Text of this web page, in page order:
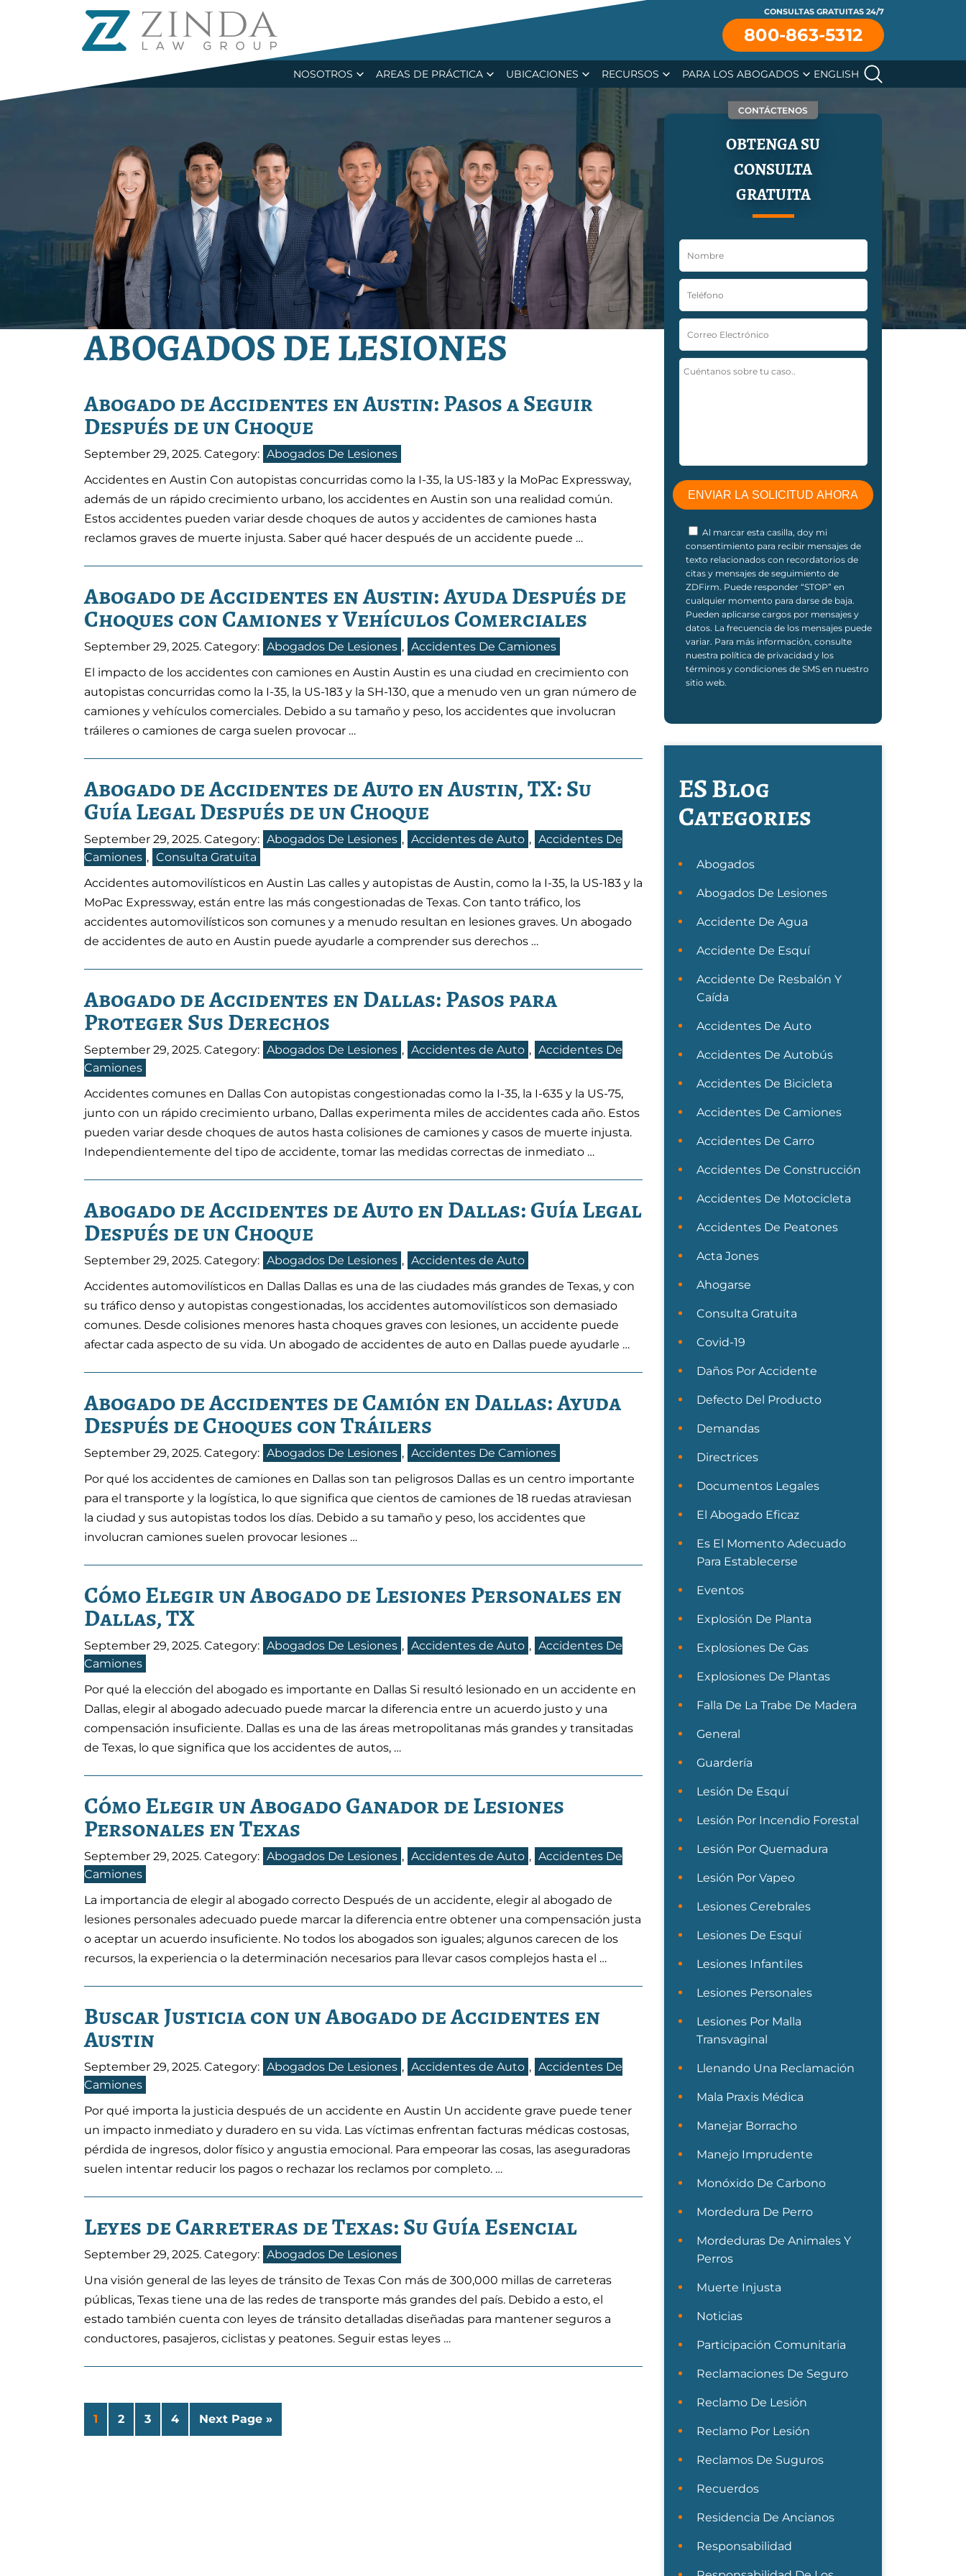
CONSULTAS GRATUITAS 24/7
800-863-5312
NOSOTROS AREAS DE PRÁCTICA UBICACIONES RECURSOS PARA LOS ABOGADOS ENGLISH
Recent $15.4M Verdict in Major Trucking Case
ABOGADOS DE LESIONES
Abogado de Accidentes en Austin: Pasos a Seguir
Después de un Choque
September 29, 2025. Category: Abogados De Lesiones
Accidentes en Austin Con autopistas concurridas como la I-35, la US-183 y la MoPac Expressway,
además de un rápido crecimiento urbano, los accidentes en Austin son una realidad común.
Estos accidentes pueden variar desde choques de autos y accidentes de camiones hasta
reclamos graves de muerte injusta. Saber qué hacer después de un accidente puede …
Abogado de Accidentes en Austin: Ayuda Después de
Choques con Camiones y Vehículos Comerciales
September 29, 2025. Category: Abogados De Lesiones , Accidentes De Camiones
El impacto de los accidentes con camiones en Austin Austin es una ciudad en crecimiento con
autopistas concurridas como la I-35, la US-183 y la SH-130, que a menudo ven un gran número de
camiones y vehículos comerciales. Debido a su tamaño y peso, los accidentes que involucran
tráileres o camiones de carga suelen provocar …
Abogado de Accidentes de Auto en Austin, TX: Su
Guía Legal Después de un Choque
September 29, 2025. Category: Abogados De Lesiones , Accidentes de Auto , Accidentes De
Camiones , Consulta Gratuita
Accidentes automovilísticos en Austin Las calles y autopistas de Austin, como la I-35, la US-183 y la
MoPac Expressway, están entre las más congestionadas de Texas. Con tanto tráfico, los
accidentes automovilísticos son comunes y a menudo resultan en lesiones graves. Un abogado
de accidentes de auto en Austin puede ayudarle a comprender sus derechos …
Abogado de Accidentes en Dallas: Pasos para
Proteger Sus Derechos
September 29, 2025. Category: Abogados De Lesiones , Accidentes de Auto , Accidentes De
Camiones
Accidentes comunes en Dallas Con autopistas congestionadas como la I-35, la I-635 y la US-75,
junto con un rápido crecimiento urbano, Dallas experimenta miles de accidentes cada año. Estos
pueden variar desde choques de autos hasta colisiones de camiones y casos de muerte injusta.
Independientemente del tipo de accidente, tomar las medidas correctas de inmediato …
Abogado de Accidentes de Auto en Dallas: Guía Legal
Después de un Choque
September 29, 2025. Category: Abogados De Lesiones , Accidentes de Auto
Accidentes automovilísticos en Dallas Dallas es una de las ciudades más grandes de Texas, y con
su tráfico denso y autopistas congestionadas, los accidentes automovilísticos son demasiado
comunes. Desde colisiones menores hasta choques graves con lesiones, un accidente puede
afectar cada aspecto de su vida. Un abogado de accidentes de auto en Dallas puede ayudarle …
Abogado de Accidentes de Camión en Dallas: Ayuda
Después de Choques con Tráilers
September 29, 2025. Category: Abogados De Lesiones , Accidentes De Camiones
Por qué los accidentes de camiones en Dallas son tan peligrosos Dallas es un centro importante
para el transporte y la logística, lo que significa que cientos de camiones de 18 ruedas atraviesan
la ciudad y sus autopistas todos los días. Debido a su tamaño y peso, los accidentes que
involucran camiones suelen provocar lesiones …
Cómo Elegir un Abogado de Lesiones Personales en
Dallas, TX
September 29, 2025. Category: Abogados De Lesiones , Accidentes de Auto , Accidentes De
Camiones
Por qué la elección del abogado es importante en Dallas Si resultó lesionado en un accidente en
Dallas, elegir al abogado adecuado puede marcar la diferencia entre un acuerdo justo y una
compensación insuficiente. Dallas es una de las áreas metropolitanas más grandes y transitadas
de Texas, lo que significa que los accidentes de autos, …
Cómo Elegir un Abogado Ganador de Lesiones
Personales en Texas
September 29, 2025. Category: Abogados De Lesiones , Accidentes de Auto , Accidentes De
Camiones
La importancia de elegir al abogado correcto Después de un accidente, elegir al abogado de
lesiones personales adecuado puede marcar la diferencia entre obtener una compensación justa
o aceptar un acuerdo insuficiente. No todos los abogados son iguales; algunos carecen de los
recursos, la experiencia o la determinación necesarios para llevar casos complejos hasta el …
Buscar Justicia con un Abogado de Accidentes en
Austin
September 29, 2025. Category: Abogados De Lesiones , Accidentes de Auto , Accidentes De
Camiones
Por qué importa la justicia después de un accidente en Austin Un accidente grave puede tener
un impacto inmediato y duradero en su vida. Las víctimas enfrentan facturas médicas costosas,
pérdida de ingresos, dolor físico y angustia emocional. Para empeorar las cosas, las aseguradoras
suelen intentar reducir los pagos o rechazar los reclamos por completo. …
Leyes de Carreteras de Texas: Su Guía Esencial
September 29, 2025. Category: Abogados De Lesiones
Una visión general de las leyes de tránsito de Texas Con más de 300,000 millas de carreteras
públicas, Texas tiene una de las redes de transporte más grandes del país. Debido a esto, el
estado también cuenta con leyes de tránsito detalladas diseñadas para mantener seguros a
conductores, pasajeros, ciclistas y peatones. Seguir estas leyes …
1 2 3 4 Next Page »
CONTÁCTENOS
OBTENGA SU
CONSULTA
GRATUITA
Al marcar esta casilla, doy mi
consentimiento para recibir mensajes de
texto relacionados con recordatorios de
citas y mensajes de seguimiento de
ZDFirm. Puede responder “STOP” en
cualquier momento para darse de baja.
Pueden aplicarse cargos por mensajes y
datos. La frecuencia de los mensajes puede
variar. Para más información, consulte
nuestra política de privacidad y los
términos y condiciones de SMS en nuestro
sitio web.
ES Blog
Categories
Abogados
Abogados De Lesiones
Accidente De Agua
Accidente De Esquí
Accidente De Resbalón Y
Caída
Accidentes De Auto
Accidentes De Autobús
Accidentes De Bicicleta
Accidentes De Camiones
Accidentes De Carro
Accidentes De Construcción
Accidentes De Motocicleta
Accidentes De Peatones
Acta Jones
Ahogarse
Consulta Gratuita
Covid-19
Daños Por Accidente
Defecto Del Producto
Demandas
Directrices
Documentos Legales
El Abogado Eficaz
Es El Momento Adecuado
Para Establecerse
Eventos
Explosión De Planta
Explosiones De Gas
Explosiones De Plantas
Falla De La Trabe De Madera
General
Guardería
Lesión De Esquí
Lesión Por Incendio Forestal
Lesión Por Quemadura
Lesión Por Vapeo
Lesiones Cerebrales
Lesiones De Esquí
Lesiones Infantiles
Lesiones Personales
Lesiones Por Malla
Transvaginal
Llenando Una Reclamación
Mala Praxis Médica
Manejar Borracho
Manejo Imprudente
Monóxido De Carbono
Mordedura De Perro
Mordeduras De Animales Y
Perros
Muerte Injusta
Noticias
Participación Comunitaria
Reclamaciones De Seguro
Reclamo De Lesión
Reclamo Por Lesión
Reclamos De Suguros
Recuerdos
Residencia De Ancianos
Responsabilidad